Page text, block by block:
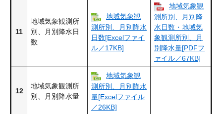
11
地域気象観測所
別、月別降水日
数
地域気象観
測所別、月別降水
日数[Excelファイ
ル／17KB]
地域気象観
測所別、月別降
水日数・地域気
象観測所別、月
別降水量[PDFフ
ァイル／67KB]
12
地域気象観測所
別、月別降水量
地域気象観
測所別、月別降水
量[Excelファイル
／26KB]